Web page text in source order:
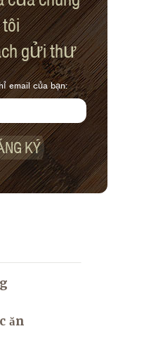
tôi
gửi thư
email của bạn:
KÝ
ăn